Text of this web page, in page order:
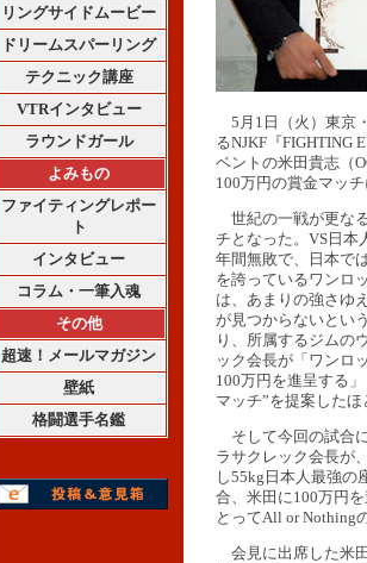
リングサイドムービー
ドリームスパーリング
テクニック講座
VTRインタビュー
ラウンドガール
よみもの
ファイティングレポー
ト
インタビュー
コラム・一筆入魂
その他
超速！メールマガジン
壁紙
格闘選手名鑑
5月1日（火）東京
るNJKF『FIGHTING
ベントの米田貴志（
100万円の賞金マッ
世紀の一戦が更な
チとなった。VS日本
年間無敗で、日本で
を誇っているワンロ
は、あまりの強さゆ
が見つからないとい
り、所属するジムの
ック会長が「ワンロ
100万円を進呈する
マッチ”を提案したほ
そして今回の試合
ラサクレック会長が
し55kg日本人最強の
合、米田に100万円
とってAll or Nothing
会見に出席した米